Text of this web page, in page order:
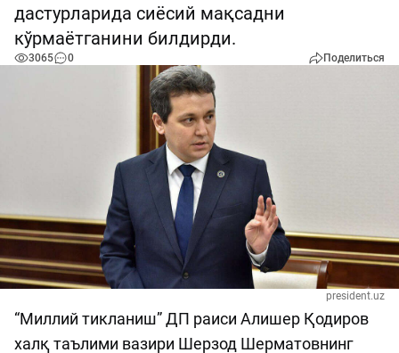
дастурларида сиёсий мақсадни
кўрмаётганини билдирди.
3065 0 Поделиться
president.uz
“Миллий тикланиш” ДП раиси Алишер Қодиров
халқ таълими вазири Шерзод Шерматовнинг